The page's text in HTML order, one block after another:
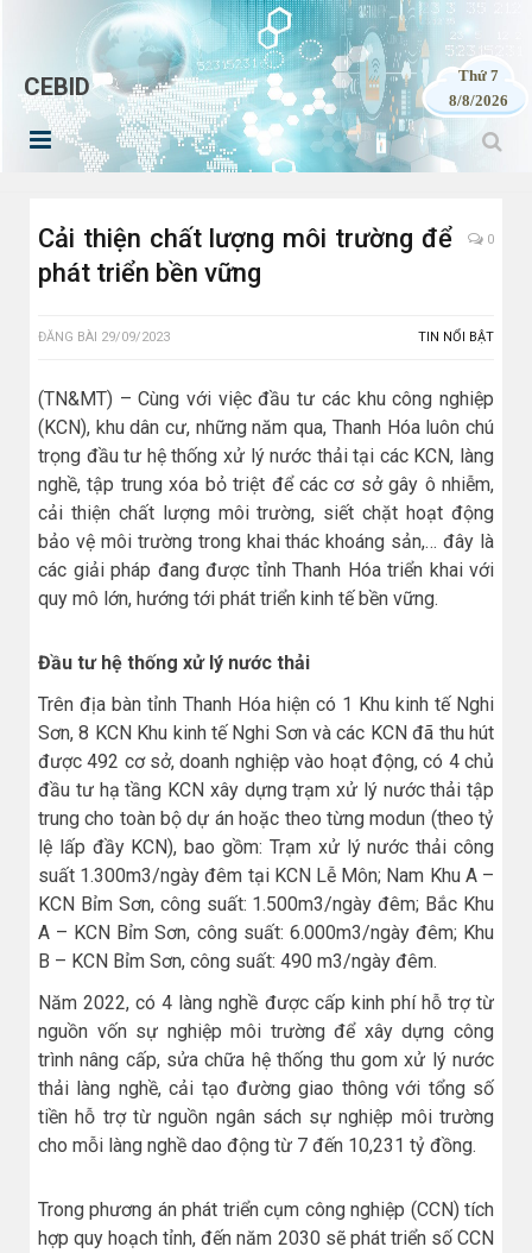
CEBID
Thứ 7
8/8/2026
Cải thiện chất lượng môi trường để
phát triển bền vững
0
ĐĂNG BÀI 29/09/2023 TIN NỔI BẬT
(TN&MT) – Cùng với việc đầu tư các khu công nghiệp
(KCN), khu dân cư, những năm qua, Thanh Hóa luôn chú
trọng đầu tư hệ thống xử lý nước thải tại các KCN, làng
nghề, tập trung xóa bỏ triệt để các cơ sở gây ô nhiễm,
cải thiện chất lượng môi trường, siết chặt hoạt động
bảo vệ môi trường trong khai thác khoáng sản,… đây là
các giải pháp đang được tỉnh Thanh Hóa triển khai với
quy mô lớn, hướng tới phát triển kinh tế bền vững.
Đầu tư hệ thống xử lý nước thải
Trên địa bàn tỉnh Thanh Hóa hiện có 1 Khu kinh tế Nghi
Sơn, 8 KCN Khu kinh tế Nghi Sơn và các KCN đã thu hút
được 492 cơ sở, doanh nghiệp vào hoạt động, có 4 chủ
đầu tư hạ tầng KCN xây dựng trạm xử lý nước thải tập
trung cho toàn bộ dự án hoặc theo từng modun (theo tỷ
lệ lấp đầy KCN), bao gồm: Trạm xử lý nước thải công
suất 1.300m3/ngày đêm tại KCN Lễ Môn; Nam Khu A –
KCN Bỉm Sơn, công suất: 1.500m3/ngày đêm; Bắc Khu
A – KCN Bỉm Sơn, công suất: 6.000m3/ngày đêm; Khu
B – KCN Bỉm Sơn, công suất: 490 m3/ngày đêm.
Năm 2022, có 4 làng nghề được cấp kinh phí hỗ trợ từ
nguồn vốn sự nghiệp môi trường để xây dựng công
trình nâng cấp, sửa chữa hệ thống thu gom xử lý nước
thải làng nghề, cải tạo đường giao thông với tổng số
tiền hỗ trợ từ nguồn ngân sách sự nghiệp môi trường
cho mỗi làng nghề dao động từ 7 đến 10,231 tỷ đồng.
Trong phương án phát triển cụm công nghiệp (CCN) tích
hợp quy hoạch tỉnh, đến năm 2030 sẽ phát triển số CCN